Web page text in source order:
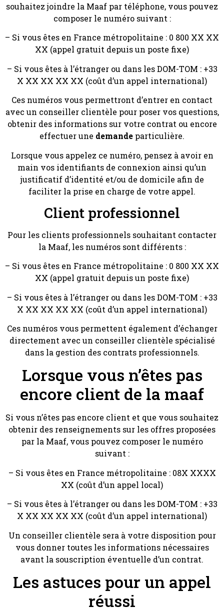
souhaitez joindre la Maaf par téléphone, vous pouvez
composer le numéro suivant :
– Si vous êtes en France métropolitaine : 0 800 XX XX
XX (appel gratuit depuis un poste fixe)
– Si vous êtes à l’étranger ou dans les DOM-TOM : +33
X XX XX XX XX (coût d’un appel international)
Ces numéros vous permettront d’entrer en contact
avec un conseiller clientèle pour poser vos questions,
obtenir des informations sur votre contrat ou encore
effectuer une demande particulière.
Lorsque vous appelez ce numéro, pensez à avoir en
main vos identifiants de connexion ainsi qu’un
justificatif d’identité et/ou de domicile afin de
faciliter la prise en charge de votre appel.
Client professionnel
Pour les clients professionnels souhaitant contacter
la Maaf, les numéros sont différents :
– Si vous êtes en France métropolitaine : 0 800 XX XX
XX (appel gratuit depuis un poste fixe)
– Si vous êtes à l’étranger ou dans les DOM-TOM : +33
X XX XX XX XX (coût d’un appel international)
Ces numéros vous permettent également d’échanger
directement avec un conseiller clientèle spécialisé
dans la gestion des contrats professionnels.
Lorsque vous n’êtes pas
encore client de la maaf
Si vous n’êtes pas encore client et que vous souhaitez
obtenir des renseignements sur les offres proposées
par la Maaf, vous pouvez composer le numéro
suivant :
– Si vous êtes en France métropolitaine : 08X XXXX
XX (coût d’un appel local)
– Si vous êtes à l’étranger ou dans les DOM-TOM : +33
X XX XX XX XX (coût d’un appel international)
Un conseiller clientèle sera à votre disposition pour
vous donner toutes les informations nécessaires
avant la souscription éventuelle d’un contrat.
Les astuces pour un appel
réussi